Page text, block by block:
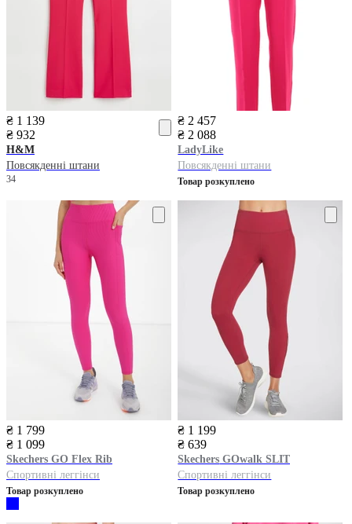
₴ 1 139
₴ 932
H&M
Повсякденні штани
34
₴ 2 457
₴ 2 088
LadyLike
Повсякденні штани
Товар розкуплено
₴ 1 799
₴ 1 099
Skechers GO Flex Rib
Спортивні леггінси
Товар розкуплено
₴ 1 199
₴ 639
Skechers GOwalk SLIT
Спортивні леггінси
Товар розкуплено